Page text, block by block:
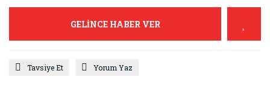
GELİNCE HABER VER
Tavsiye Et Yorum Yaz